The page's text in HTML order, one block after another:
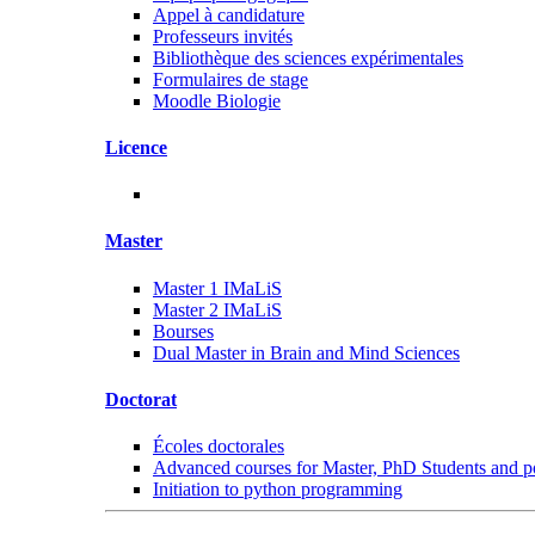
Appel à candidature
Professeurs invités
Bibliothèque des sciences expérimentales
Formulaires de stage
Moodle Biologie
Licence
Master
Master 1 IMaLiS
Master 2 IMaLiS
Bourses
Dual Master in Brain and Mind Sciences
Doctorat
Écoles doctorales
Advanced courses for Master, PhD Students and
Initiation to python programming